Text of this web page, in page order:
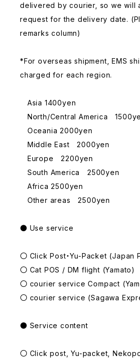
delivered by courier, so we will
request for the delivery date.
remarks column)
*For overseas shipment, EMS
charged for each region.
Asia 1400yen
North/Central America
Oceania 2000yen
Middle East 2000yen
Europe 2200yen
South America 2500yen
Africa 2500yen
Other areas 2500yen
● Use service
〇 Click Post・Yu-Packet (Japan
〇 Cat POS / DM flight (Yamato)
〇 courier service Compact
〇 courier service (Sagawa
● Service content
〇 Click post, Yu-packet,